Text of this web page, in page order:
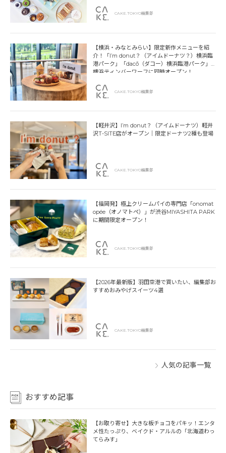
CAKE.TOKYO編集部
【横浜・みなとみらい】限定新作メニューを紹
介！「I’m donut？（アイムドーナツ？）横浜臨
港パーク」「dacō（ダコー）横浜臨港パーク」
横浜ティンバーワーフに同時オープン！
CAKE.TOKYO編集部
【軽井沢】I’m donut？（アイムドーナツ）軽井
沢T-SITE店がオープン｜限定ドーナツ2種も登場
CAKE.TOKYO編集部
【福岡発】極上クリームパイの専門店「onomat
opée（オノマトペ）」が渋谷MIYASHITA PARK
に期間限定オープン！
CAKE.TOKYO編集部
【2026年最新版】羽田空港で買いたい、編集部お
すすめおみやげスイーツ4選
CAKE.TOKYO編集部
人気の記事一覧
おすすめ記事
【お取り寄せ】大きな板チョコをパキッ！エンタ
メ性たっぷり、ベイクド・アルルの「北海道わっ
てらみす」